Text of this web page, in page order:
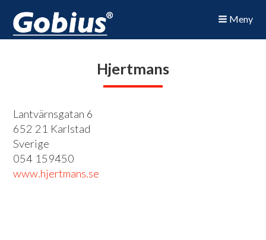
Meny
Hjertmans
Lantvärnsgatan 6
652 21 Karlstad
Sverige
054 159450
www.hjertmans.se